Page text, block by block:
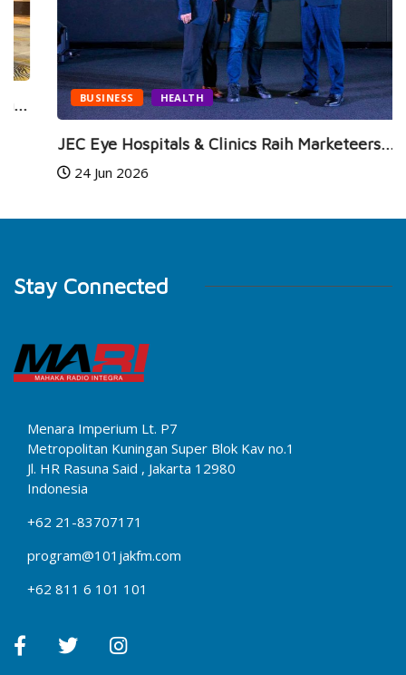
BUSINESS HEALTH
JEC Eye Hospitals & Clinics Raih Marketeers...
24 Jun 2026
Stay Connected
Menara Imperium Lt. P7
Metropolitan Kuningan Super Blok Kav no.1
Jl. HR Rasuna Said , Jakarta 12980
Indonesia
+62 21-83707171
program@101jakfm.com
+62 811 6 101 101